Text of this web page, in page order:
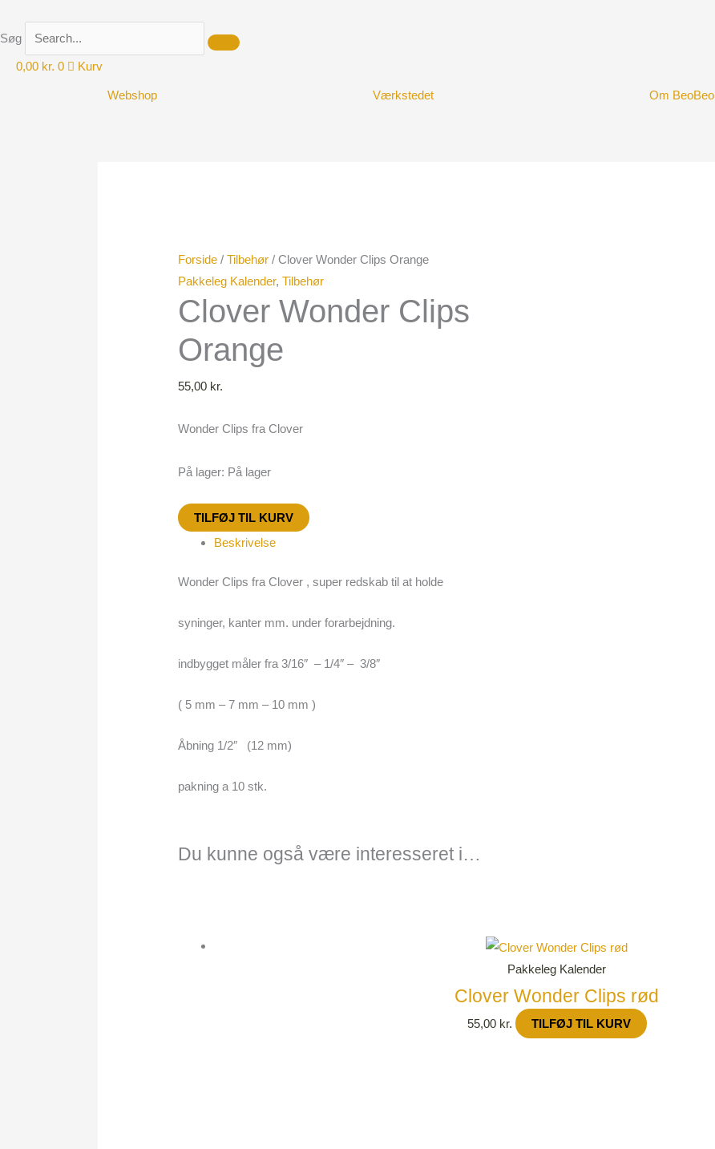
til
indholdet
Søg
0,00 kr. 0 Kurv
Webshop Værkstedet Om BeoBeo
Forside /Tilbehør / Clover Wonder Clips Orange
Pakkeleg Kalender,Tilbehør
Clover Wonder Clips
Orange
55,00 kr.
Wonder Clips fra Clover
På lager: På lager
antal
TILFØJ TIL KURV
Beskrivelse
Wonder Clips fra Clover , super redskab til at holde
syninger, kanter mm. under forarbejdning.
indbygget måler fra 3/16″ – 1/4″ – 3/8″
( 5 mm – 7 mm – 10 mm )
Åbning 1/2″ (12 mm)
pakning a 10 stk.
Du kunne også være interesseret i…
Pakkeleg Kalender
Clover Wonder Clips rød
55,00 kr. TILFØJ TIL KURV